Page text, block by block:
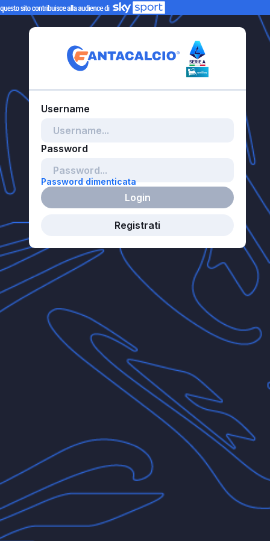
Password dimenticata
Login
Registrati